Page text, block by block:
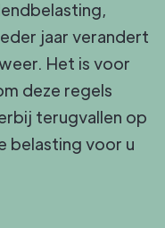
jaar verandert
Het is voor
deze regels
terugvallen op
belasting voor u